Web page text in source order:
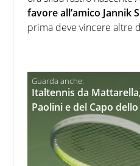
favore all’amico Jannik
prima deve vincere altre
Italtennis da
Paolini e del Capo